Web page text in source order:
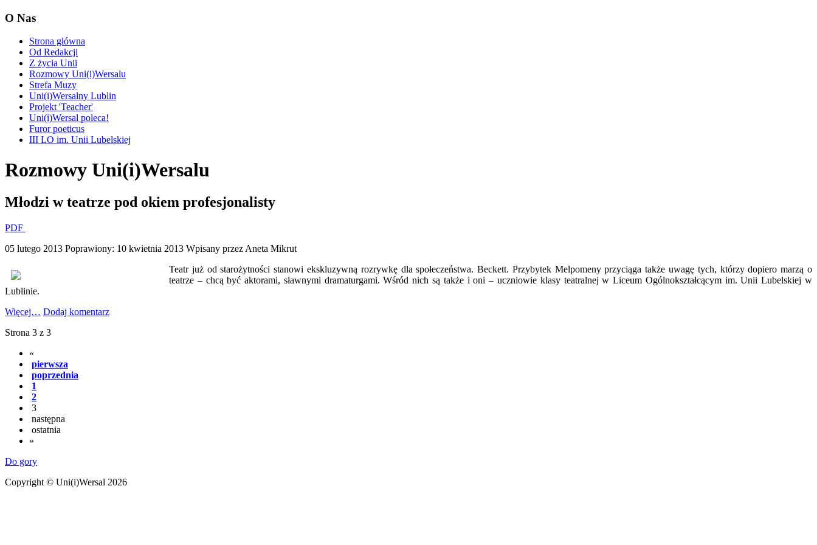
O Nas
Strona główna
Od Redakcji
Z życia Unii
Rozmowy Uni(i)Wersalu
Strefa Muzy
Uni(i)Wersalny Lublin
Projekt 'Teacher'
Uni(i)Wersal poleca!
Furor poeticus
III LO im. Unii Lubelskiej
Rozmowy Uni(i)Wersalu
Młodzi w teatrze pod okiem profesjonalisty
PDF
05 lutego 2013 Poprawiony: 10 kwietnia 2013 Wpisany przez Aneta Mikrut
Teatr już od starożytności stanowi ekskluzywną rozrywkę dla społeczeństwa. Beckett. Przybytek Melpomeny przyciąga także uwagę tych, którzy dopiero marzą o
teatrze – chcą być aktorami, sławnymi dramaturgami. Wśród nich są także i oni – uczniowie klasy teatralnej w Liceum Ogólnokształcącym im. Unii Lubelskiej w
Lublinie.
Więcej… Dodaj komentarz
Strona 3 z 3
«
pierwsza
poprzednia
1
2
3
następna
ostatnia
»
Do gory
Copyright © Uni(i)Wersal 2026